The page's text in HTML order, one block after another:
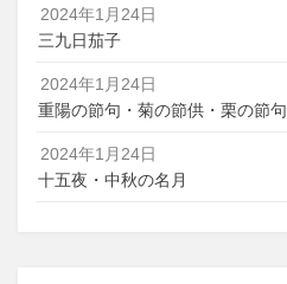
2024年1月24日
三九日茄子
2024年1月24日
重陽の節句・菊の節供・栗の節句
2024年1月24日
十五夜・中秋の名月